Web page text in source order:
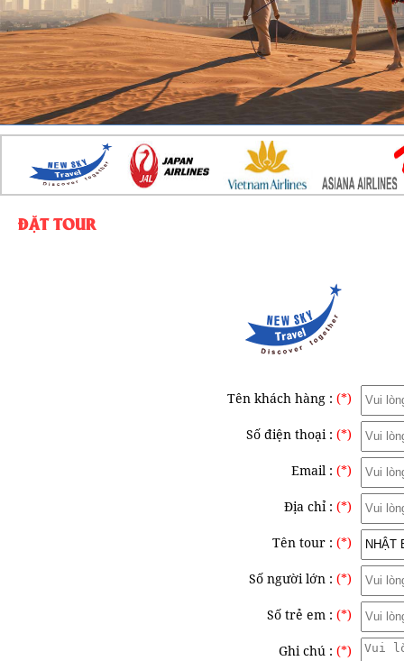
ĐẶT TOUR
Tên khách hàng : (*)
Số điện thoại : (*)
Email : (*)
Địa chỉ : (*)
Tên tour : (*)
Số người lớn : (*)
Số trẻ em : (*)
Ghi chú : (*)